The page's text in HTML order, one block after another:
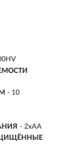
- 10
- 2xAA